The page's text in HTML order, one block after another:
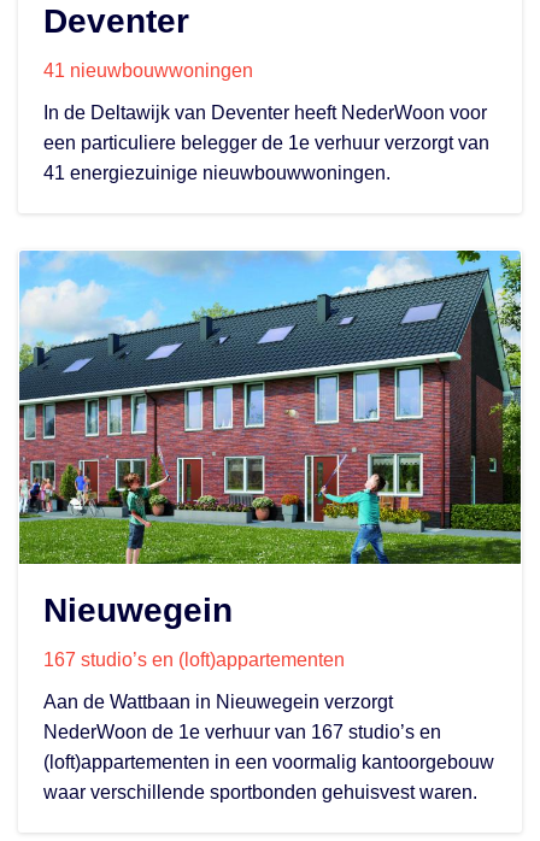
Deventer
41 nieuwbouwwoningen
In de Deltawijk van Deventer heeft NederWoon voor
een particuliere belegger de 1e verhuur verzorgt van
41 energiezuinige nieuwbouwwoningen.
Nieuwegein
167 studio’s en (loft)appartementen
Aan de Wattbaan in Nieuwegein verzorgt
NederWoon de 1e verhuur van 167 studio’s en
(loft)appartementen in een voormalig kantoorgebouw
waar verschillende sportbonden gehuisvest waren.